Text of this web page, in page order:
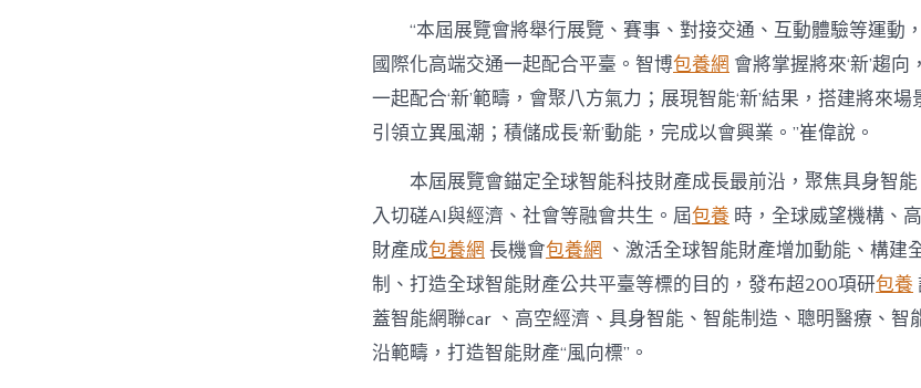
中
“本屆展覽會將舉行展覽、賽事、對接交通、互動體驗等運動
國際化高端交通一起配合平臺。智博包養網 會將掌握將來‘新’趨
一起配合‘新’範疇，會聚八方氣力；展現智能‘新’結果，搭建將來場
引領立異風潮；積儲成長‘新’動能，完成以會興業。”崔偉說。
本屆展覽會錨定全球智能科技財產成長最前沿，聚焦具身智
入切磋AI與經濟、社會等融會共生。屆包養 時，全球威望機構、
財產成包養網 長機會包養網 、激活全球智能財產增加動能、構建
制、打造全球智能財產公共平臺等標的目的，發布超200項研包養
蓋智能網聯car 、高空經濟、具身智能、智能制造、聰明醫療、智
沿範疇，打造智能財產“風向標”。